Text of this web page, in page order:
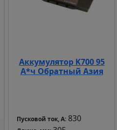
Аккумулятор K700 95
А*ч Обратный Азия
Пусковой ток, А: 830